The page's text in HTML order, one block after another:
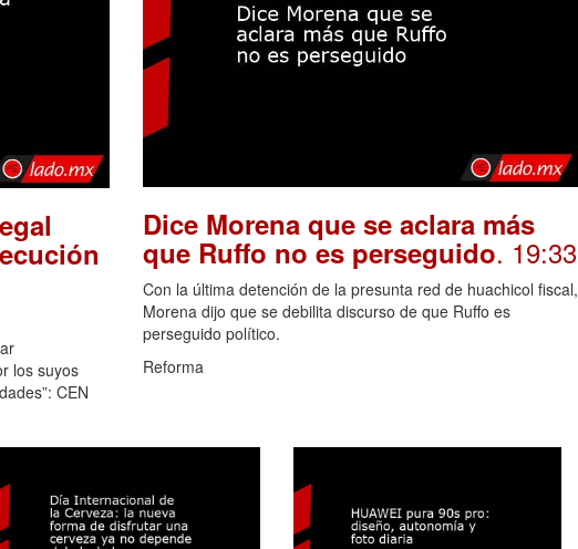
los suyos
CEN
Dice Morena que se aclara más
que Ruffo no es perseguido. 19:33
Con la última detención de la presunta red de huachicol fiscal,
Morena dijo que se debilita discurso de que Ruffo es
perseguido político.
Reforma